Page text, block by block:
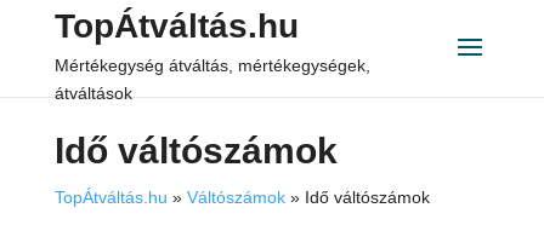
TopÁtváltás.hu
Mértékegység átváltás, mértékegységek,
átváltások
Idő váltószámok
TopÁtváltás.hu » Váltószámok» Idő váltószámok